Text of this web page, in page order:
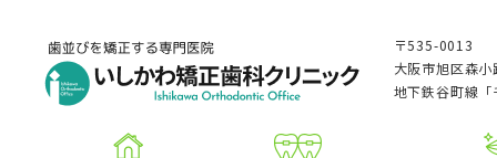
〒535-0013
大阪市旭区森
地下鉄谷町線